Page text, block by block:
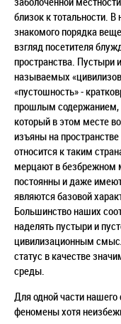
близок к тотальности.
знакомого порядка
взгляд посетителя
пространства. Пустыри
называемых
«пустошность» -
прошлым содержанием,
который в этом месте
изъяны на
относится к таким
мерцают в безбрежном
постоянны и даже
являются базовой
Большинство наших
наделять пустыри и
цивилизационным
статус в качестве
среды.
Для одной части
феномены хотя